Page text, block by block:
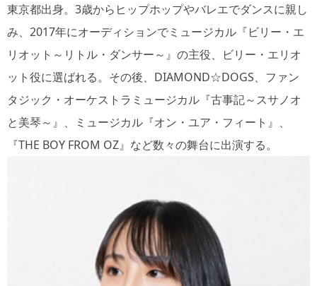
東京都出身。3歳からヒップホップやバレエでダンスに親し
み、2017年にオーディションでミュージカル『ビリー・エ
リオット～リトル・ダンサー～』の主役、ビリー・エリオ
ット役に選ばれる。その後、DIAMOND☆DOGS、ファン
タジック・オーケストラミュージカル『古事記～スサノオ
と美琴～』、ミュージカル『オン・ユア・フィート』、
『THE BOY FROM OZ』など数々の舞台に出演する。